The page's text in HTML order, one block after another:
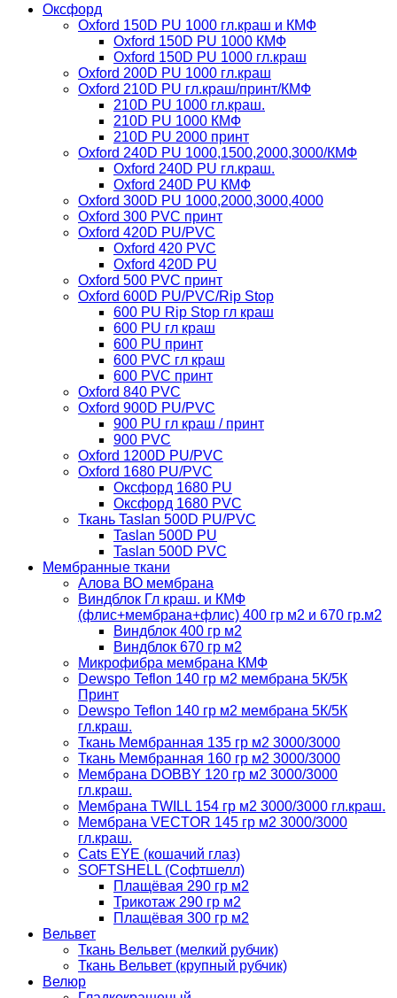
Оксфорд
Oxford 150D PU 1000 гл.краш и КМФ
Oxford 150D PU 1000 КМФ
Oxford 150D PU 1000 гл.краш
Oxford 200D PU 1000 гл.краш
Oxford 210D PU гл.краш/принт/КМФ
210D PU 1000 гл.краш.
210D PU 1000 КМФ
210D PU 2000 принт
Oxford 240D PU 1000,1500,2000,3000/КМФ
Oxford 240D PU гл.краш.
Oxford 240D PU КМФ
Oxford 300D PU 1000,2000,3000,4000
Oxford 300 PVC принт
Oxford 420D PU/PVC
Oxford 420 PVC
Oxford 420D PU
Oxford 500 PVC принт
Oxford 600D PU/PVC/Rip Stop
600 PU Rip Stop гл краш
600 PU гл краш
600 PU принт
600 PVC гл краш
600 PVC принт
Oxford 840 PVC
Oxford 900D PU/PVC
900 PU гл краш / принт
900 PVC
Oxford 1200D PU/PVC
Oxford 1680 PU/PVC
Оксфорд 1680 PU
Оксфорд 1680 PVC
Ткань Taslan 500D PU/PVC
Taslan 500D PU
Taslan 500D PVC
Мембранные ткани
Алова ВО мембрана
Виндблок Гл краш. и КМФ
(флис+мембрана+флис) 400 гр м2 и 670 гр.м2
Виндблок 400 гр м2
Виндблок 670 гр м2
Микрофибра мембрана КМФ
Dewspo Teflon 140 гр м2 мембрана 5К/5К
Принт
Dewspo Teflon 140 гр м2 мембрана 5К/5К
гл.краш.
Ткань Мембранная 135 гр м2 3000/3000
Ткань Мембранная 160 гр м2 3000/3000
Мембрана DOBBY 120 гр м2 3000/3000
гл.краш.
Мембрана TWILL 154 гр м2 3000/3000 гл.краш.
Мембрана VECTOR 145 гр м2 3000/3000
гл.краш.
Cats EYE (кошачий глаз)
SOFTSHELL (Софтшелл)
Плащёвая 290 гр м2
Трикотаж 290 гр м2
Плащёвая 300 гр м2
Вельвет
Ткань Вельвет (мелкий рубчик)
Ткань Вельвет (крупный рубчик)
Велюр